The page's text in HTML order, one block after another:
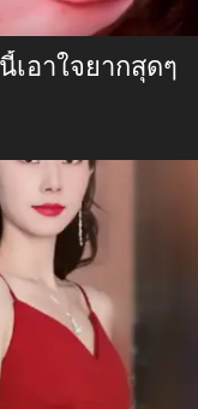
อาใจยากสุดๆ